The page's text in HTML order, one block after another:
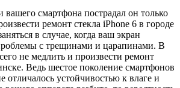
ПЛОЕК ДЛЯ ВОЛОС
ОБОГРЕВАТЕЛЕЙ
ПАРОГЕНЕРАТОРОВ В
смартфона пострадал он только
ремонт стекла iPhone 6 в городе
в случае, когда ваш экран
с трещинами и царапинами. В
не медлить и произвести ремонт
Ведь шестое поколение смартфонов
отличалось устойчивостью к влаге и